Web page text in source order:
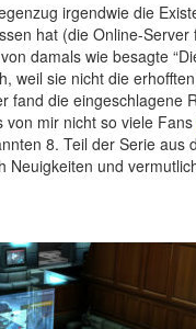
irgendwie die
hat (die Online-
damals wie besagte
weil sie nicht die
fand die
mir nicht so viele Fans
8. Teil der Serie
Neuigkeiten und